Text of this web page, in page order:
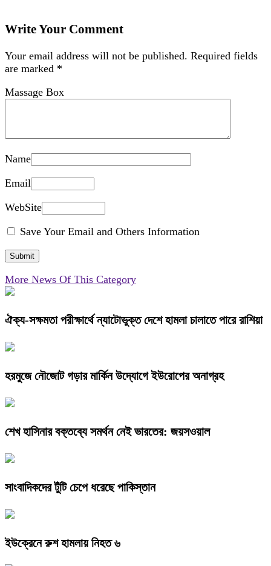
Write Your Comment
Your email address will not be published. Required fields
are marked *
Massage Box
Name
Email
WebSite
Save Your Email and Others Information
More News Of This Category
ঐক্য-সক্ষমতা পরীক্ষার্থে ন্যাটোভুক্ত দেশে হামলা চালাতে পারে রাশিয়া
হরমুজে নৌজোট গড়ার মার্কিন উদ্যোগে ইউরোপের অনাগ্রহ
শেখ হাসিনার বক্তব্যে সমর্থন নেই ভারতের: জয়সওয়াল
সাংবাদিকদের টুঁটি চেপে ধরেছে পাকিস্তান
ইউক্রেনে রুশ হামলায় নিহত ৬